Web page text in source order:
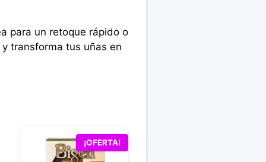
para un retoque rápido o
transforma tus uñas en
¡OFERTA!